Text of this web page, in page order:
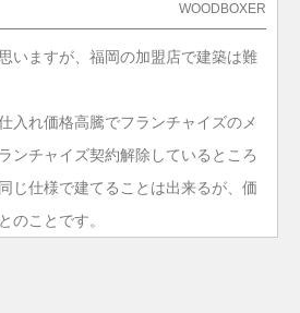
WOODBOXER
いますが、福岡の加盟店で建築は難
入れ価格高騰でフランチャイズのメ
ンチャイズ契約解除しているところ
じ仕様で建てることは出来るが、価
のことです。